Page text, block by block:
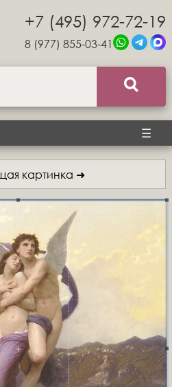
+7 (495) 972-72-19
8 (977) 855-03-41
☰
картинка ➜